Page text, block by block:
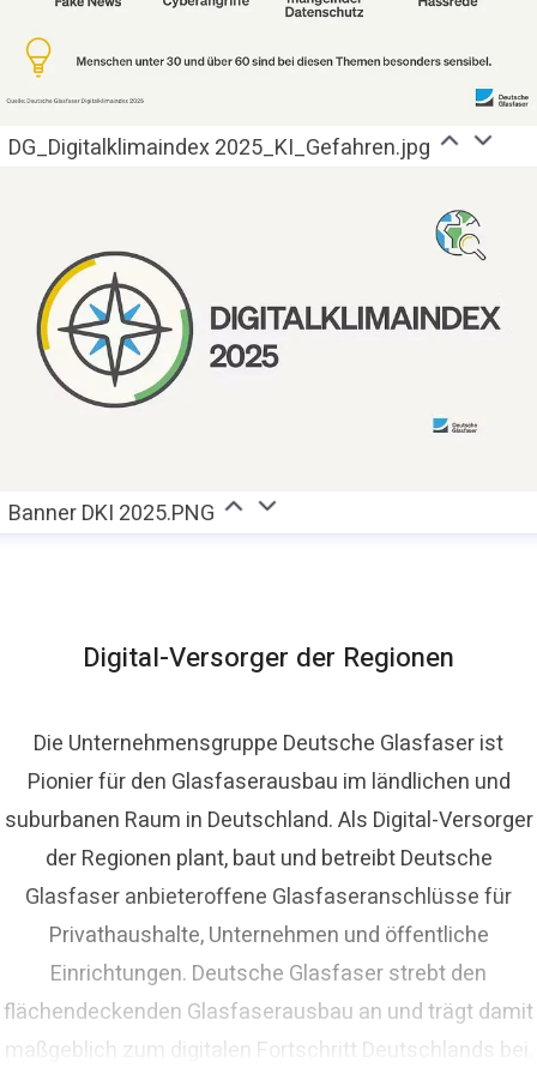
DG_Digitalklimaindex 2025_KI_Gefahren.jpg
Banner DKI 2025.PNG
Digital-Versorger der Regionen
Die Unternehmensgruppe Deutsche Glasfaser ist
Pionier für den Glasfaserausbau im ländlichen und
suburbanen Raum in Deutschland. Als Digital-Versorger
der Regionen plant, baut und betreibt Deutsche
Glasfaser anbieteroffene Glasfaseranschlüsse für
Privathaushalte, Unternehmen und öffentliche
Einrichtungen. Deutsche Glasfaser strebt den
flächendeckenden Glasfaserausbau an und trägt damit
maßgeblich zum digitalen Fortschritt Deutschlands bei.